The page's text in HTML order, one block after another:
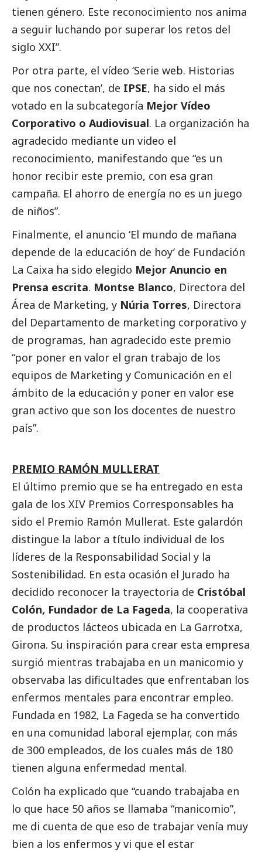
tienen género. Este reconocimiento nos anima
a seguir luchando por superar los retos del
siglo XXI”.
Por otra parte, el vídeo ‘Serie web. Historias
que nos conectan’, de IPSE, ha sido el más
votado en la subcategoría Mejor Vídeo
Corporativo o Audiovisual. La organización ha
agradecido mediante un video el
reconocimiento, manifestando que “es un
honor recibir este premio, con esa gran
campaña. El ahorro de energía no es un juego
de niños”.
Finalmente, el anuncio ‘El mundo de mañana
depende de la educación de hoy’ de Fundación
La Caixa ha sido elegido Mejor Anuncio en
Prensa escrita. Montse Blanco, Directora del
Área de Marketing, y Núria Torres, Directora
del Departamento de marketing corporativo y
de programas, han agradecido este premio
“por poner en valor el gran trabajo de los
equipos de Marketing y Comunicación en el
ámbito de la educación y poner en valor ese
gran activo que son los docentes de nuestro
país”.
PREMIO RAMÓN MULLERAT
El último premio que se ha entregado en esta
gala de los XIV Premios Corresponsables ha
sido el Premio Ramón Mullerat. Este galardón
distingue la labor a título individual de los
líderes de la Responsabilidad Social y la
Sostenibilidad. En esta ocasión el Jurado ha
decidido reconocer la trayectoria de Cristóbal
Colón, Fundador de La Fageda, la cooperativa
de productos lácteos ubicada en La Garrotxa,
Girona. Su inspiración para crear esta empresa
surgió mientras trabajaba en un manicomio y
observaba las dificultades que enfrentaban los
enfermos mentales para encontrar empleo.
Fundada en 1982, La Fageda se ha convertido
en una comunidad laboral ejemplar, con más
de 300 empleados, de los cuales más de 180
tienen alguna enfermedad mental.
Colón ha explicado que “cuando trabajaba en
lo que hace 50 años se llamaba “manicomio”,
me di cuenta de que eso de trabajar venía muy
bien a los enfermos y vi que el estar